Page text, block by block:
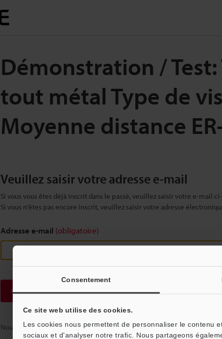
Consentement
Ce site web utilise des cookies.
Les cookies nous permettent de personnaliser le contenu
sociaux et d'analyser notre trafic. Nous partageons
Démonstration /
tout métal Type de
Moyenne distance
Veuillez saisir votre adresse e-mail
Si vous vous êtes déjà inscrit dans le passé, veuillez saisir votre e-mail
Si vous n'êtes pas encore inscrit, veuillez saisir votre adresse
Adresse e-mail (obligatoire)
Continuer
Nous garantissons une confidentialité totale : vos informations ne